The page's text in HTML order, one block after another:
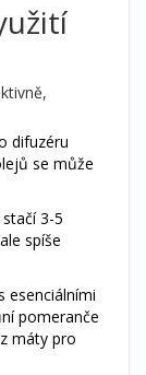
difuzéru
se může
3-5
spíše
esenciálními
pomeranče
máty pro